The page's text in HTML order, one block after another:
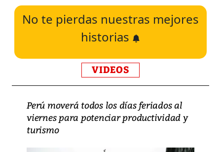
No te pierdas nuestras mejores
historias
VIDEOS
Perú moverá todos los días feriados al
viernes para potenciar productividad y
turismo